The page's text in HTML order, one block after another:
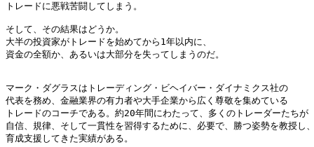
トレードに悪戦苦闘してしまう。
そして、その結果はどうか。
大半の投資家がトレードを始めてから1年以内に、
資金の全額か、あるいは大部分を失ってしまうのだ。
マーク・ダグラスはトレーディング・ビヘイバー・ダイナミクス社の
代表を務め、金融業界の有力者や大手企業から広く尊敬を集めている
トレードのコーチである。約20年間にわたって、多くのトレーダーたちが
自信、規律、そして一貫性を習得するために、必要で、勝つ姿勢を教授し
育成支援してきた実績がある。